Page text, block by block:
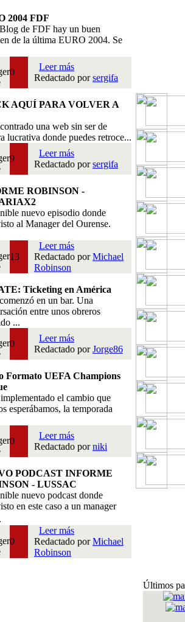
2004 FDF
de FDF hay un buen
de la última EURO 2004. Se
0
Leer más
Redactado porsergifa
AQUÍ PARA VOLVER A
una web sin ser de
lucrativa donde puedes retroce...
9
Leer más
Redactado porsergifa
ROBINSON -
nuevo episodio donde
al Manager del Ourense.
13
Leer más
Redactado porMichael
Robinson
Ticketing en América
en un bar. Una
entre unos obreros
...
0
Leer más
Redactado porJorge86
Formato UEFA Champions
el cambio que
esperábamos, la temporada
0
Leer más
Redactado porniki
PODCAST INFORME
- LUSSAC
nuevo podcast donde
en este caso a un manager
0
Leer más
Redactado porMichael
Robinson
Últimos